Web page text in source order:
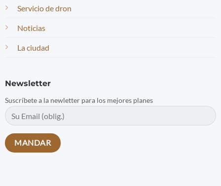
Servicio de dron
Noticias
La ciudad
Newsletter
Suscríbete a la newletter para los mejores planes